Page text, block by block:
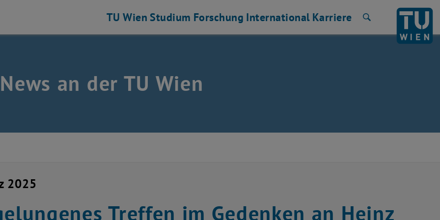
TU Wien Studium Forschung International Karriere
an der TU Wien
2025
Treffen im Gedenken an Heinz